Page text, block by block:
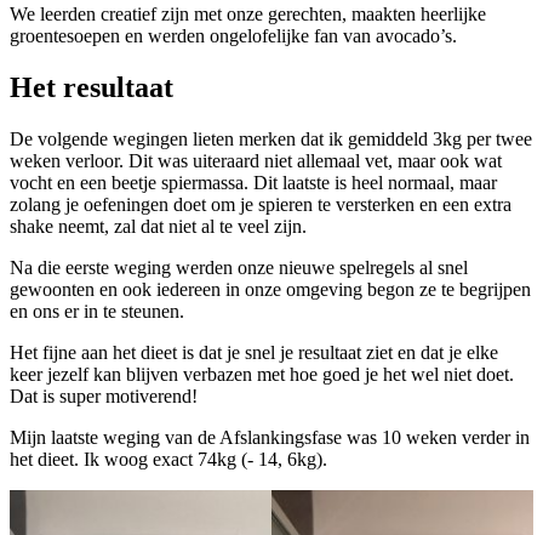
We leerden creatief zijn met onze gerechten, maakten heerlijke
groentesoepen en werden ongelofelijke fan van avocado’s.
Het resultaat
De volgende wegingen lieten merken dat ik gemiddeld 3kg per twee
weken verloor. Dit was uiteraard niet allemaal vet, maar ook wat
vocht en een beetje spiermassa. Dit laatste is heel normaal, maar
zolang je oefeningen doet om je spieren te versterken en een extra
shake neemt, zal dat niet al te veel zijn.
Na die eerste weging werden onze nieuwe spelregels al snel
gewoonten en ook iedereen in onze omgeving begon ze te begrijpen
en ons er in te steunen.
Het fijne aan het dieet is dat je snel je resultaat ziet en dat je elke
keer jezelf kan blijven verbazen met hoe goed je het wel niet doet.
Dat is super motiverend!
Mijn laatste weging van de Afslankingsfase was 10 weken verder in
het dieet. Ik woog exact 74kg (- 14, 6kg).